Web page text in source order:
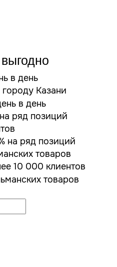
в день
Казани
ряд позиций
товаров
10 000 клиентов